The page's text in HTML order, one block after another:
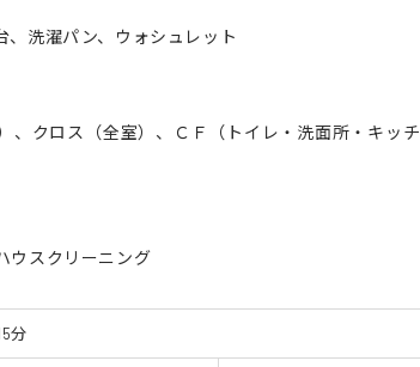
、洗濯パン、ウォシュレット
、クロス（全室）、ＣＦ（トイレ・洗面所・キッチ
ウスクリーニング
分